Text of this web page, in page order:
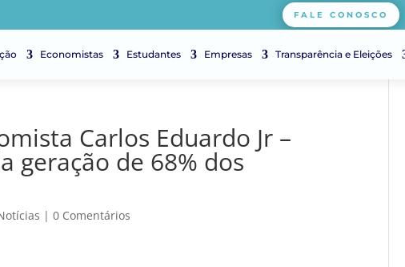
FALE CONOSCO
Economistas Estudantes Empresas Transparência e Eleições
Carlos Eduardo Jr –
geração de 68% dos
|0 Comentários